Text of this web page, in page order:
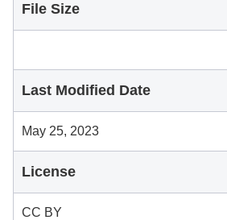
File Size
Last Modified Date
May 25, 2023
License
CC BY